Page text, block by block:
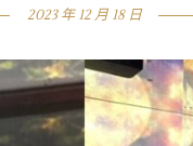
2023 年 12 月 18 日